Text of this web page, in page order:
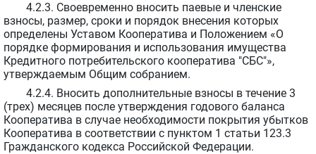
4.2.3. Своевременно вносить паевые и членские
взносы, размер, сроки и порядок внесения которых
определены Уставом Кооператива и Положением «О
порядке формирования и использования имущества
Кредитного потребительского кооператива "СБС"»,
утверждаемым Общим собранием.
4.2.4. Вносить дополнительные взносы в течение 3
(трех) месяцев после утверждения годового баланса
Кооператива в случае необходимости покрытия убытков
Кооператива в соответствии с пунктом 1 статьи 123.3
Гражданского кодекса Российской Федерации.